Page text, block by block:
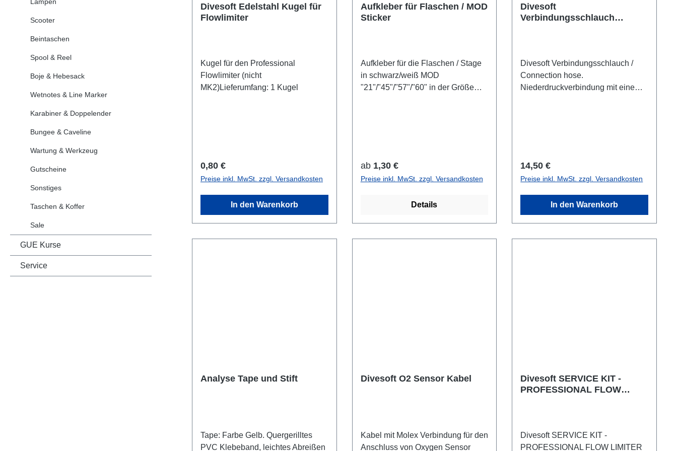
Scooter
Beintaschen
Spool & Reel
Boje & Hebesack
Wetnotes & Line Marker
Karabiner & Doppelender
Bungee & Caveline
Wartung & Werkzeug
Gutscheine
Sonstiges
Taschen & Koffer
Sale
GUE Kurse
Service
Divesoft Edelstahl Kugel für
Flowlimiter
Kugel für den Professional
Flowlimiter (nicht
MK2)Lieferumfang: 1 Kugel
Regulärer Preis:
0,80 €
Preise inkl. MwSt. zzgl. Versandkosten
In den Warenkorb
Aufkleber für Flaschen / MOD
Sticker
Aufkleber für die Flaschen / Stage
in schwarz/weiß MOD
"21"/"45"/"57"/"60" in der Größe
16,5 cm x 4.5 cmPreis je Aufkleber -
Hinweis: Für die Kennzeichnung
(je rechts und links) benötig.
Regulärer Preis:
ab 1,30 €
Preise inkl. MwSt. zzgl. Versandkosten
Details
Divesoft
Verbindungsschlauch
Divesoft Verbindungsschlauch /
Connection hose.
Niederdruckverbindung mit einem
Regulärer Preis:
14,50 €
Preise inkl. MwSt. zzgl. Versandkosten
In den Warenkorb
Analyse Tape und Stift
Tape: Farbe Gelb. Quergerilltes
PVC Klebeband, leichtes Abreißen
Divesoft O2 Sensor Kabel
Kabel mit Molex Verbindung für den
Anschluss von Oxygen Sensor
Divesoft SERVICE KIT -
PROFESSIONAL FLOW
Divesoft SERVICE KIT -
PROFESSIONAL FLOW LIMITER